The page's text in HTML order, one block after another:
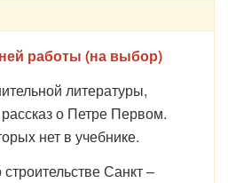
работы (на выбор)
литературы,
о Петре Первом.
нет в учебнике.
Санкт –